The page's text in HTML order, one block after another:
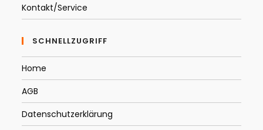
Kontakt/Service
SCHNELLZUGRIFF
Home
AGB
Datenschutzerklärung